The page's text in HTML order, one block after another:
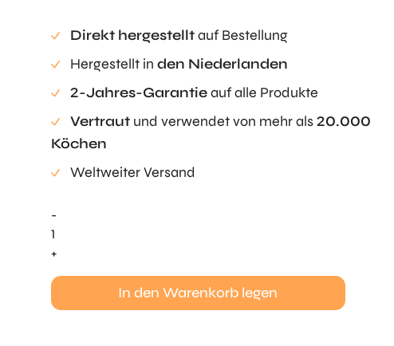
Direkt hergestelltauf Bestellung
Hergestellt in den Niederlanden
2-Jahres-Garantieauf alle Produkte
Vertraut und verwendet von mehr als20.000
Köchen
Weltweiter Versand
-
Alles
Gute
Schablone
+
In den Warenkorb legen